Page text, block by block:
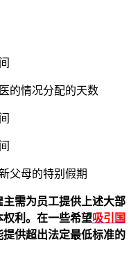
的情况分配的天数
父母的特别假期
需为员工提供上述大部
利。在一些希望吸引国
供超出法定最低标准的